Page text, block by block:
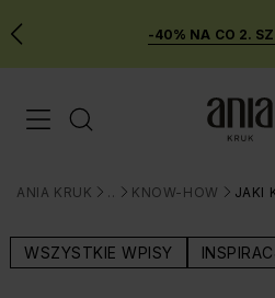
Przejdź
do
MENU
-40% NA CO 2.
Menu mobilne
ANIA KRUK
>
BLOG
>
KNOW-HOW
>
JAKI
WSZYSTKIE WPISY